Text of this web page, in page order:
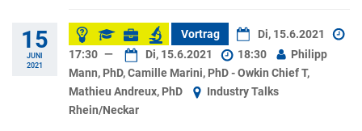
15
JUNI
2021
Vortrag
Di, 15.6.2021
17:30 — Di, 15.6.2021 18:30
Philipp
Mann, PhD, Camille Marini, PhD - Owkin Chief T,
Mathieu Andreux, PhD
Industry Talks
Rhein/Neckar